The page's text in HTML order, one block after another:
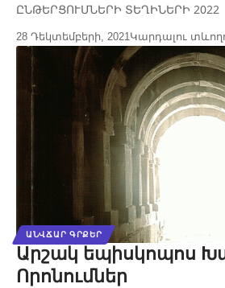
ԸՆԹԵՐՑՈՒՄՆԵՐԻ ՏԵՂԻՆԵՐԻ 2022
28 Դեկտեմբերի, 2021Կարդալու
ԱՆՎՃԱՐ ԳՐՔԵՐ
Արշակ եպիսկոպոս
Որոնումներ